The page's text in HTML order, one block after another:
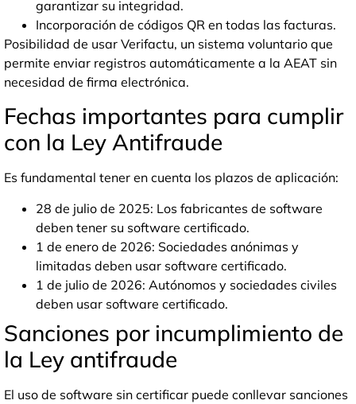
garantizar su integridad.
Incorporación de códigos QR en todas las facturas.
Posibilidad de usar Verifactu, un sistema voluntario que
permite enviar registros automáticamente a la AEAT sin
necesidad de firma electrónica.
Fechas importantes para cumplir
con la Ley Antifraude
Es fundamental tener en cuenta los plazos de aplicación:
28 de julio de 2025: Los fabricantes de software
deben tener su software certificado.
1 de enero de 2026: Sociedades anónimas y
limitadas deben usar software certificado.
1 de julio de 2026: Autónomos y sociedades civiles
deben usar software certificado.
Sanciones por incumplimiento de
la Ley antifraude
El uso de software sin certificar puede conllevar sanciones